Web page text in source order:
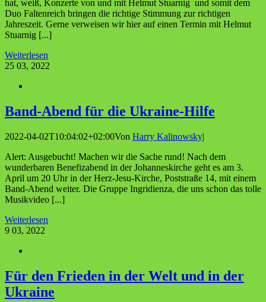
hat, weiß, Konzerte von und mit Helmut Stuarnig und somit dem
Duo Faltenreich bringen die richtige Stimmung zur richtigen
Jahreszeit. Gerne verweisen wir hier auf einen Termin mit Helmut
Stuarnig [...]
Weiterlesen
25 03, 2022
Band-Abend für die Ukraine-Hilfe
2022-04-02T10:04:02+02:00Von Harry Kalinowsky|
Alert: Ausgebucht! Machen wir die Sache rund! Nach dem
wunderbaren Benefizabend in der Johanneskirche geht es am 3.
April um 20 Uhr in der Herz-Jesu-Kirche, Poststraße 14, mit einem
Band-Abend weiter. Die Gruppe Ingridienza, die uns schon das tolle
Musikvideo [...]
Weiterlesen
9 03, 2022
Für den Frie­den in der Welt und in der
Ukraine